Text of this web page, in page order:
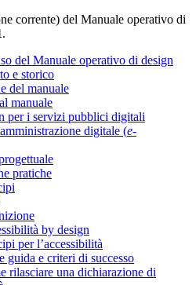
corrente) del Manuale operativo di
.
del Manuale operativo di design
e storico
del manuale
manuale
per i servizi pubblici digitali
digitale (e-
pratiche
by design
per l’accessibilità
guida e criteri di successo
rilasciare una dichiarazione di